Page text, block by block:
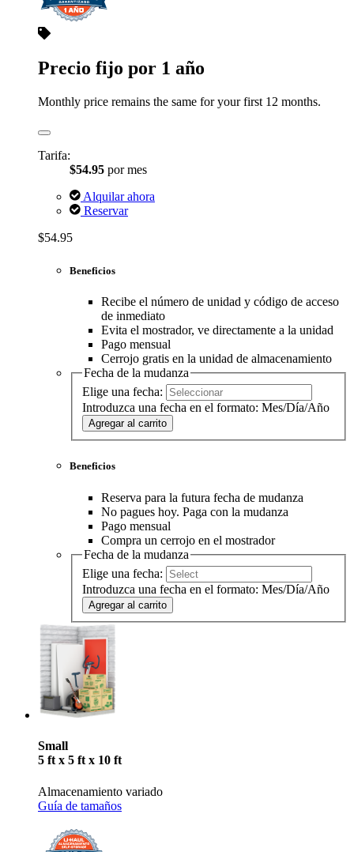
Precio fijo por 1 año
Monthly price remains the same for your first 12 months.
Tarifa:
$54.95 por mes
Alquilar ahora
Reservar
$54.95
Beneficios
Recibe el número de unidad y código de acceso
de inmediato
Evita el mostrador, ve directamente a la unidad
Pago mensual
Cerrojo gratis en la unidad de almacenamiento
Fecha de la mudanza
Elige una fecha:
Introduzca una fecha en el formato: Mes/Día/Año
Agregar al carrito
Beneficios
Reserva para la futura fecha de mudanza
No pagues hoy. Paga con la mudanza
Pago mensual
Compra un cerrojo en el mostrador
Fecha de la mudanza
Elige una fecha:
Introduzca una fecha en el formato: Mes/Día/Año
Agregar al carrito
Small
5 ft x 5 ft x 10 ft
Almacenamiento variado
Guía de tamaños